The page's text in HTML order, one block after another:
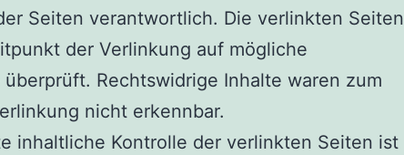
Seiten verantwortlich. Die verlinkten Seiten
der Verlinkung auf mögliche
Rechtswidrige Inhalte waren zum
nicht erkennbar.
inhaltliche Kontrolle der verlinkten Seiten ist